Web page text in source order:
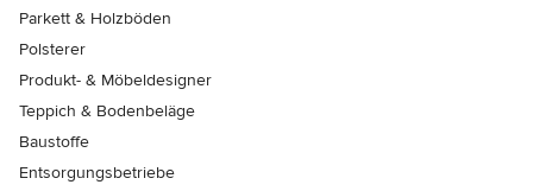
Parkett & Holzböden
Polsterer
Produkt- & Möbeldesigner
Teppich & Bodenbeläge
Baustoffe
Entsorgungsbetriebe